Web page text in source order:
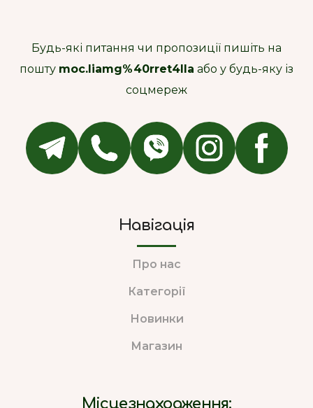
Будь-які питання чи пропозиції пишіть на
пошту moc.liamg%40rret4lla або у будь-яку із
соцмереж
Навігація
Про нас
Категорії
Новинки
Магазин
Місцезнаходження: